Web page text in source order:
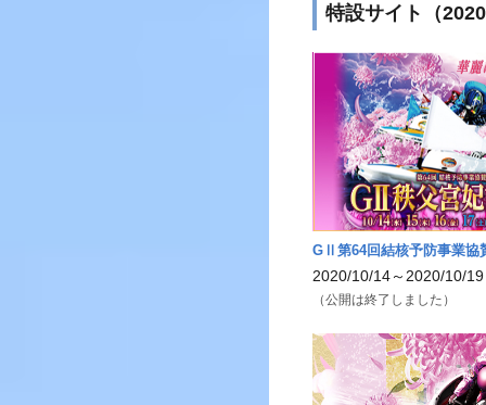
特設サイト（
GⅡ第64回結核予防事業協
2020/10/14～2020/10/19
（公開は終了しました）